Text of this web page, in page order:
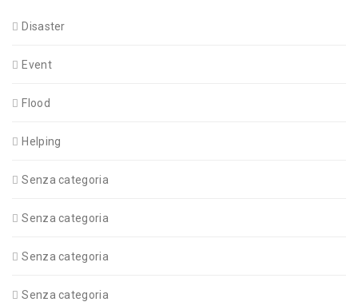
Disaster
Event
Flood
Helping
Senza categoria
Senza categoria
Senza categoria
Senza categoria